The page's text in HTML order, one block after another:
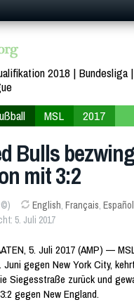
2018 Bundesliga
MSL 2017
Bulls
mit 3:2
English, Français, Español
5. Juli 2017
5. Juli 2017 (AMP) —
Juni gegen New York City,
Siegesstraße zurück und
gegen New England.